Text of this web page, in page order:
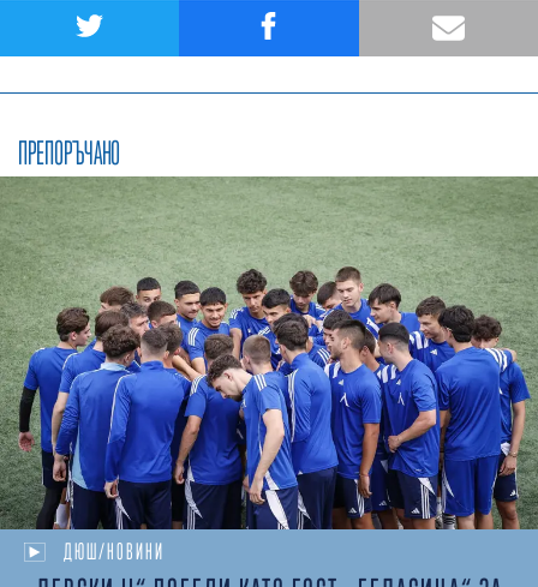
ПРЕПОРЪЧАНО
ДЮШ/НОВИНИ